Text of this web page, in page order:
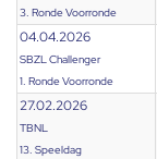
3. Ronde Voorronde
04.04.2026
SBZL Challenger
1. Ronde Voorronde
27.02.2026
TBNL
13. Speeldag